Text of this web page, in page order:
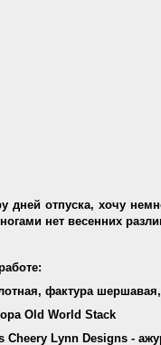
отпуска, хочу
нет весенних
фактура
Old World Stack
Lynn Designs -